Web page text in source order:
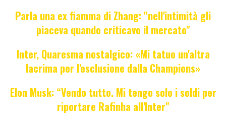
Parla una ex fiamma di Zhang: "nell'intimità gli
piaceva quando criticavo il mercato"
Inter, Quaresma nostalgico: «Mi tatuo un'altra
lacrima per l'esclusione dalla Champions»
Elon Musk: “Vendo tutto. Mi tengo solo i soldi per
riportare Rafinha all'Inter"